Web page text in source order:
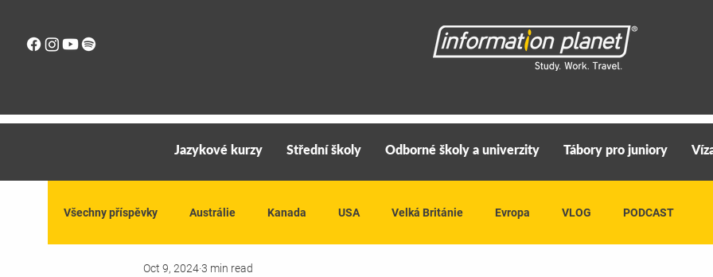
Jazykové kurzy Střední školy Odborné školy a univerzity Tábory pro juniory
Všechny příspěvky Austrálie Kanada USA Velká Británie Evropa VLOG PODCAST
Oct 9, 20243 min read